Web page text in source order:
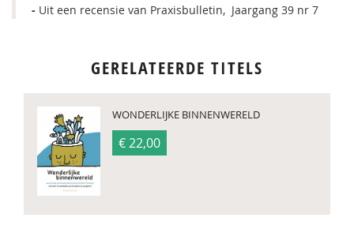
- Uit een recensie van Praxisbulletin, Jaargang 39 nr 7
GERELATEERDE TITELS
WONDERLIJKE BINNENWERELD
€ 22,00